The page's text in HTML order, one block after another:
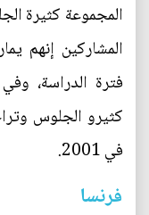
المجموعة كثيرة
المشاركين إنهم
كثيرو الجلوس
في 2001.
فرنسا